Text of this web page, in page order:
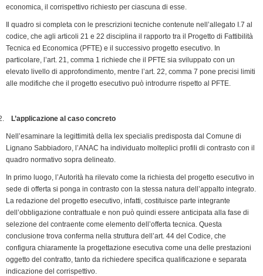
economica, il corrispettivo richiesto per ciascuna di esse.
Il quadro si completa con le prescrizioni tecniche contenute nell’allegato I.7 al
codice, che agli articoli 21 e 22 disciplina il rapporto tra il Progetto di Fattibilità
Tecnica ed Economica (PFTE) e il successivo progetto esecutivo. In
particolare, l’art. 21, comma 1 richiede che il PFTE sia sviluppato con un
elevato livello di approfondimento, mentre l’art. 22, comma 7 pone precisi limiti
alle modifiche che il progetto esecutivo può introdurre rispetto al PFTE.
L’applicazione al caso concreto
Nell’esaminare la legittimità della lex specialis predisposta dal Comune di
Lignano Sabbiadoro, l’ANAC ha individuato molteplici profili di contrasto con il
quadro normativo sopra delineato.
In primo luogo, l’Autorità ha rilevato come la richiesta del progetto esecutivo in
sede di offerta si ponga in contrasto con la stessa natura dell’appalto integrato.
La redazione del progetto esecutivo, infatti, costituisce parte integrante
dell’obbligazione contrattuale e non può quindi essere anticipata alla fase di
selezione del contraente come elemento dell’offerta tecnica. Questa
conclusione trova conferma nella struttura dell’art. 44 del Codice, che
configura chiaramente la progettazione esecutiva come una delle prestazioni
oggetto del contratto, tanto da richiedere specifica qualificazione e separata
indicazione del corrispettivo.